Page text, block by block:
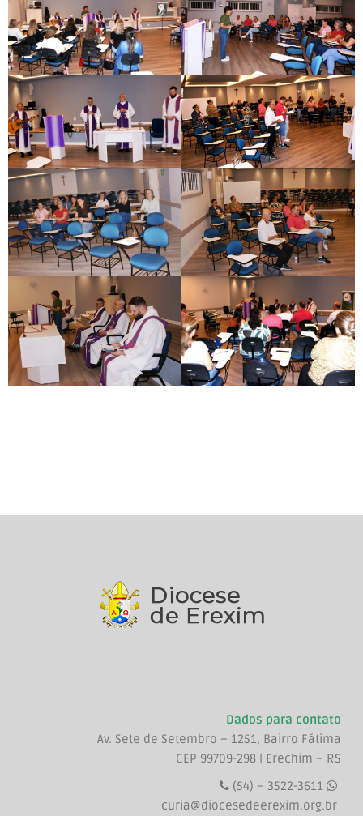
Dados para contato
Av. Sete de Setembro – 1251, Bairro Fátima
CEP 99709-298 | Erechim – RS
(54) – 3522-3611
curia@diocesedeerexim.org.br